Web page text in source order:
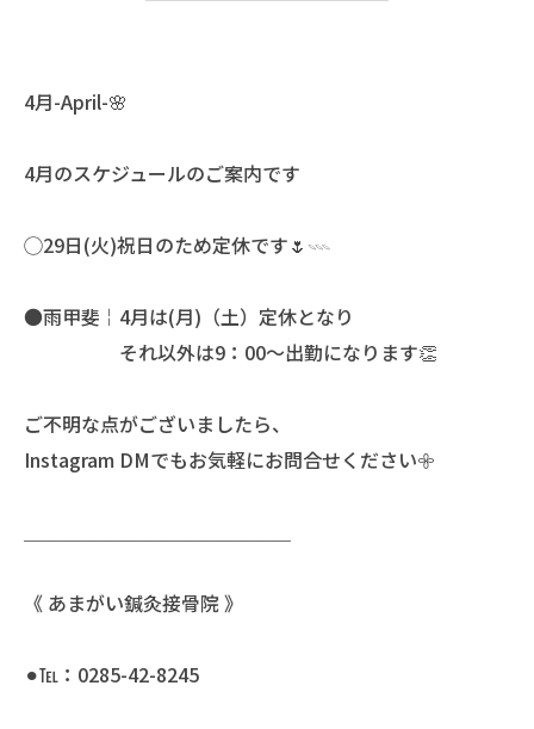
4月-April-🌸
4月のスケジュールのご案内です
◯29日(火)祝日のため定休です🌷𓇠
●雨甲斐￤4月は(月)（土）定休となり
それ以外は9：00〜出勤になります👏
ご不明な点がございましたら、
Instagram DMでもお気軽にお問合せください𖧷
《 あまがい鍼灸接骨院 》
⚫︎℡：0285-42-8245